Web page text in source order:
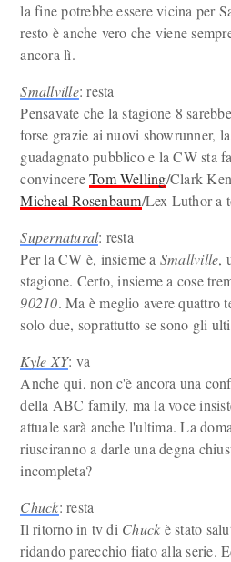
la fine potrebbe essere vicina per
resto è anche vero che viene
ancora lì.
Smallville: resta
Pensavate che la stagione 8
forse grazie ai nuovi showrunner,
guadagnato pubblico e la CW sta
convincereTom Welling/Clark
Micheal Rosenbaum/Lex Luthor a
Supernatural: resta
Per la CW è, insieme a Smallville,
stagione. Certo, insieme a cose
90210. Ma è meglio avere quattro
solo due, soprattutto se sono gli
Kyle XY: va
Anche qui, non c'è ancora una
della ABC family, ma la voce
attuale sarà anche l'ultima. La
riusciranno a darle una degna
incompleta?
Chuck: resta
Il ritorno in tv di Chuck è stato
ridando parecchio fiato alla serie.